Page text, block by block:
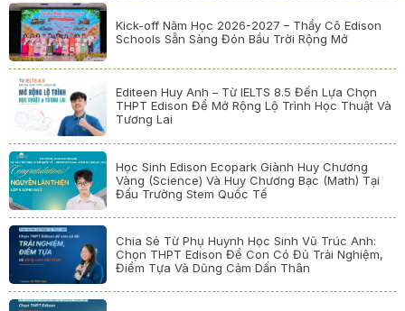
Kick-off Năm Học 2026-2027 – Thầy Cô Edison
Schools Sẵn Sàng Đón Bầu Trời Rộng Mở
Editeen Huy Anh – Từ IELTS 8.5 Đến Lựa Chọn
THPT Edison Để Mở Rộng Lộ Trình Học Thuật Và
Tương Lai
Học Sinh Edison Ecopark Giành Huy Chương
Vàng (Science) Và Huy Chương Bạc (Math) Tại
Đấu Trường Stem Quốc Tế
Chia Sẻ Từ Phụ Huynh Học Sinh Vũ Trúc Anh:
Chọn THPT Edison Để Con Có Đủ Trải Nghiệm,
Điểm Tựa Và Dũng Cảm Dấn Thân